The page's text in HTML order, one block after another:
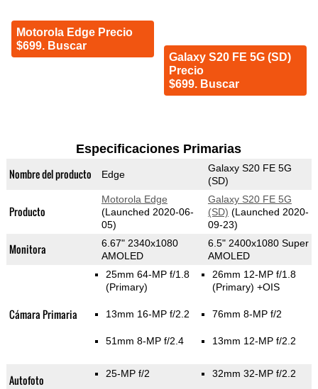
Motorola Edge Precio
$699. Buscar
Galaxy S20 FE 5G (SD)
Precio
$699. Buscar
Especificaciones Primarias
Nombre del producto Edge
Galaxy S20 FE 5G
(SD)
Producto
Motorola Edge
(Launched 2020-06-
05)
Galaxy S20 FE 5G
(SD) (Launched 2020-
09-23)
Monitora
6.67" 2340x1080
AMOLED
6.5" 2400x1080 Super
AMOLED
Cámara Primaria
25mm 64-MP f/1.8
(Primary)
13mm 16-MP f/2.2
51mm 8-MP f/2.4
26mm 12-MP f/1.8
(Primary) +OIS
76mm 8-MP f/2
13mm 12-MP f/2.2
Autofoto 25-MP f/2 32mm 32-MP f/2.2